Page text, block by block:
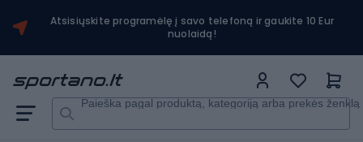
Atsisiųskite programėlę į savo telefoną ir gaukite 10 Eur
nuolaidą!
Paieška pagal produktą, kategoriją arba prekės ženklą